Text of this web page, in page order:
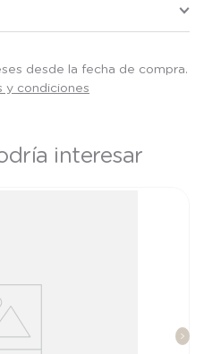
desde la fecha de compra.
y condiciones
interesar